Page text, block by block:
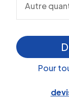
Autre
Pour